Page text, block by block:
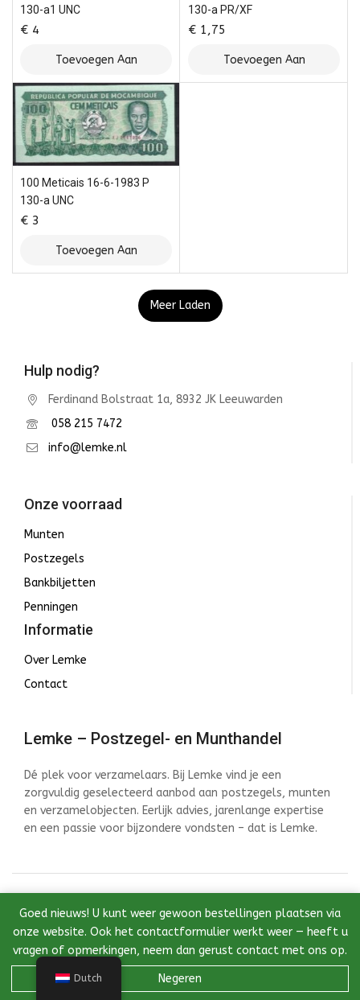
Goed nieuws! U kunt weer gewoon bestellingen plaatsen via
onze website. Ook het contactformulier werkt weer — heeft u
vragen of opmerkingen, neem dan gerust contact met ons op.
Negeren
130-a1 UNC
€ 4
Toevoegen Aan
Winkelwagen
130-a PR/XF
€ 1,75
Toevoegen Aan
Winkelwagen
100 Meticais 16-6-1983 P
130-a UNC
€ 3
Toevoegen Aan
Winkelwagen
Meer Laden
Hulp nodig?
Ferdinand Bolstraat 1a, 8932 JK Leeuwarden
058 215 7472
info@lemke.nl
Onze voorraad
Munten
Postzegels
Bankbiljetten
Penningen
Informatie
Over Lemke
Contact
Lemke – Postzegel- en Munthandel
Dé plek voor verzamelaars. Bij Lemke vind je een
zorgvuldig geselecteerd aanbod aan postzegels, munten
en verzamelobjecten. Eerlijk advies, jarenlange expertise
en een passie voor bijzondere vondsten – dat is Lemke.
door InstantWebDesign
Dutch